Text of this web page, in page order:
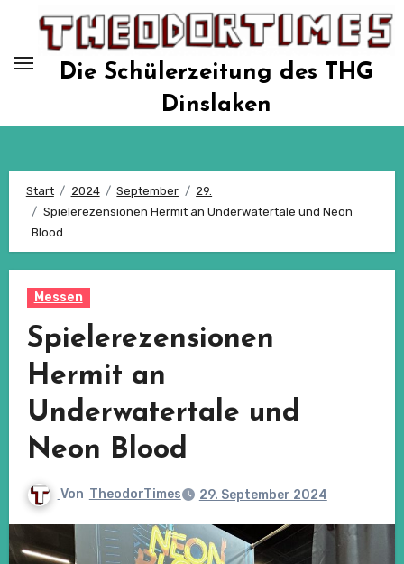
springen
Die Schülerzeitung des THG
Dinslaken
Start 2024 September
29.
Spielerezensionen Hermit an Underwatertale und Neon
Blood
Messen
Spielerezensionen
Hermit an
Underwatertale und
Neon Blood
Von TheodorTimes 29. September 2024